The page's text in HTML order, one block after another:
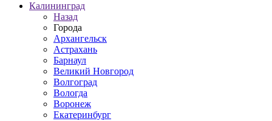
Калининград
Назад
Города
Архангельск
Астрахань
Барнаул
Великий Новгород
Волгоград
Вологда
Воронеж
Екатеринбург